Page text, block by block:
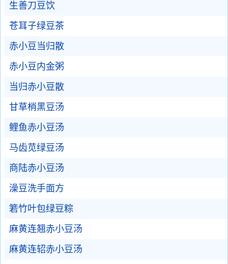
生善刀豆饮
苍耳子绿豆茶
赤小豆当归散
赤小豆内金粥
当归赤小豆散
甘草梢黑豆汤
鲤鱼赤小豆汤
马齿苋绿豆汤
商陆赤小豆汤
澡豆洗手面方
箬竹叶包绿豆粽
麻黄连翘赤小豆汤
麻黄连轺赤小豆汤